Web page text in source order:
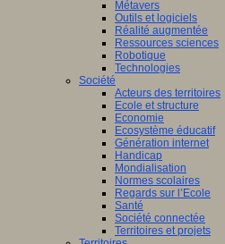
Métavers
Outils et logiciels
Réalité augmentée
Ressources sciences
Robotique
Technologies
Société
Acteurs des territoires
Ecole et structure
Economie
Ecosystème éducatif
Génération internet
Handicap
Mondialisation
Normes scolaires
Regards sur l’Ecole
Santé
Société connectée
Territoires et projets